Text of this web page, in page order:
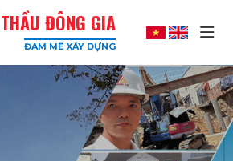
ĐÔNG GIA
ĐAM MÊ XÂY DỰNG